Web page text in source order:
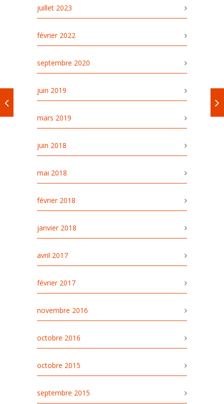
juillet 2023
février 2022
septembre 2020
juin 2019
mars 2019
juin 2018
mai 2018
février 2018
janvier 2018
avril 2017
février 2017
novembre 2016
octobre 2016
octobre 2015
septembre 2015